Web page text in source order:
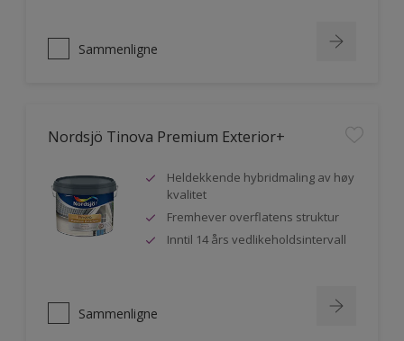
Sammenligne
Nordsjö Tinova Premium Exterior+
Heldekkende hybridmaling av høy
kvalitet
Fremhever overflatens struktur
Inntil 14 års vedlikeholdsintervall
Sammenligne